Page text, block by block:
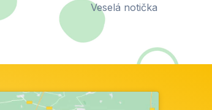
Veselá notička